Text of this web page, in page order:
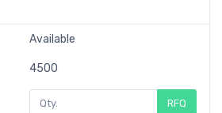
Available
4500
RFQ